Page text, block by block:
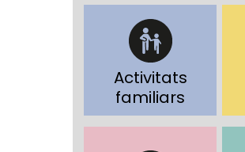
Activitats
familiars